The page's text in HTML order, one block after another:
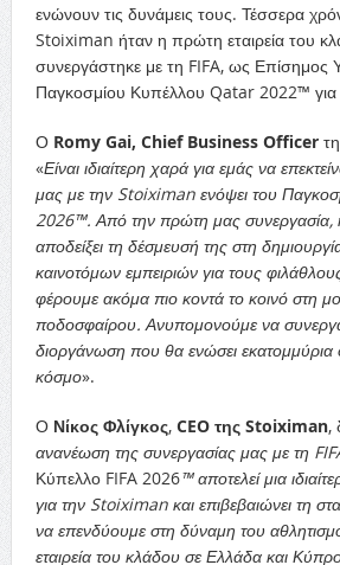
ενώνουν τις δυνάμεις τους. Τέσσερα
Stoiximan ήταν η πρώτη εταιρεία του
συνεργάστηκε με τη FIFA, ως Επίσημος
Παγκοσμίου Κυπέλλου Qatar 2022™
Ο Romy Gai, Chief Business Officer
«Είναι ιδιαίτερη χαρά για εμάς να
μας με την Stoiximan ενόψει του
2026™. Από την πρώτη μας συνεργασία,
αποδείξει τη δέσμευσή της στη
καινοτόμων εμπειριών για τους
φέρουμε ακόμα πιο κοντά το κοινό στη
ποδοσφαίρου. Ανυπομονούμε να
διοργάνωση που θα ενώσει
κόσμο».
Ο Νίκος Φλίγκος, CEO της Stoiximan,
ανανέωση της συνεργασίας μας με τη
Κύπελλο FIFA 2026™ αποτελεί μια
για την Stoiximan και επιβεβαιώνει τη
να επενδύουμε στη δύναμη του
εταιρεία του κλάδου σε Ελλάδα και